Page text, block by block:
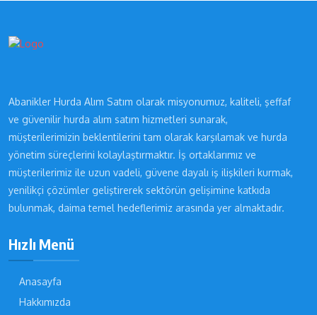
Abanikler Hurda Alım Satım olarak misyonumuz, kaliteli, şeffaf
ve güvenilir hurda alım satım hizmetleri sunarak,
müşterilerimizin beklentilerini tam olarak karşılamak ve hurda
yönetim süreçlerini kolaylaştırmaktır. İş ortaklarımız ve
müşterilerimiz ile uzun vadeli, güvene dayalı iş ilişkileri kurmak,
yenilikçi çözümler geliştirerek sektörün gelişimine katkıda
bulunmak, daima temel hedeflerimiz arasında yer almaktadır.
Hızlı Menü
Anasayfa
Hakkımızda